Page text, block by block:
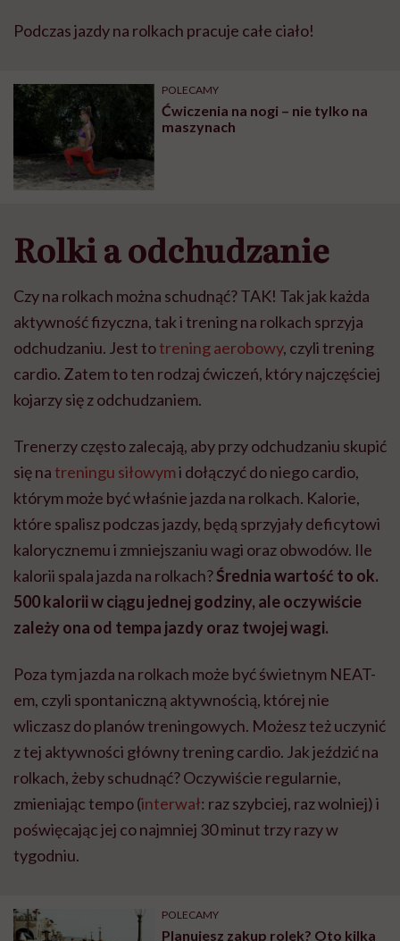
Podczas jazdy na rolkach pracuje całe ciało!
POLECAMY
Ćwiczenia na nogi – nie tylko na
maszynach
Rolki a odchudzanie
Czy na rolkach można schudnąć? TAK! Tak jak każda
aktywność fizyczna, tak i trening na rolkach sprzyja
odchudzaniu. Jest totrening aerobowy, czyli trening
cardio. Zatem to ten rodzaj ćwiczeń, który najczęściej
kojarzy się z odchudzaniem.
Trenerzy często zalecają, aby przy odchudzaniu skupić
się natreningu siłowymi dołączyć do niego cardio,
którym może być właśnie jazda na rolkach. Kalorie,
które spalisz podczas jazdy, będą sprzyjały deficytowi
kalorycznemu i zmniejszaniu wagi oraz obwodów. Ile
kalorii spala jazda na rolkach?Średnia wartość to ok.
500 kalorii w ciągu jednej godziny, ale oczywiście
zależy ona od tempa jazdy oraz twojej wagi.
Poza tym jazda na rolkach może być świetnym NEAT-
em, czyli spontaniczną aktywnością, której nie
wliczasz do planów treningowych. Możesz też uczynić
z tej aktywności główny trening cardio. Jak jeździć na
rolkach, żeby schudnąć? Oczywiście regularnie,
zmieniając tempo (interwał: raz szybciej, raz wolniej) i
poświęcając jej co najmniej 30 minuttrzy razy w
tygodniu.
POLECAMY
Planujesz zakup rolek? Oto kilka